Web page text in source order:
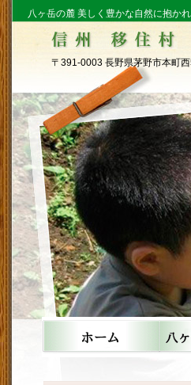
八ヶ岳の麓 美しく豊かな自然に抱か
〒391-0003 長野県茅野市本町